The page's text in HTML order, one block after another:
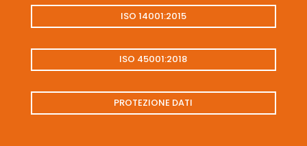
ISO 14001:2015
ISO 45001:2018
PROTEZIONE DATI